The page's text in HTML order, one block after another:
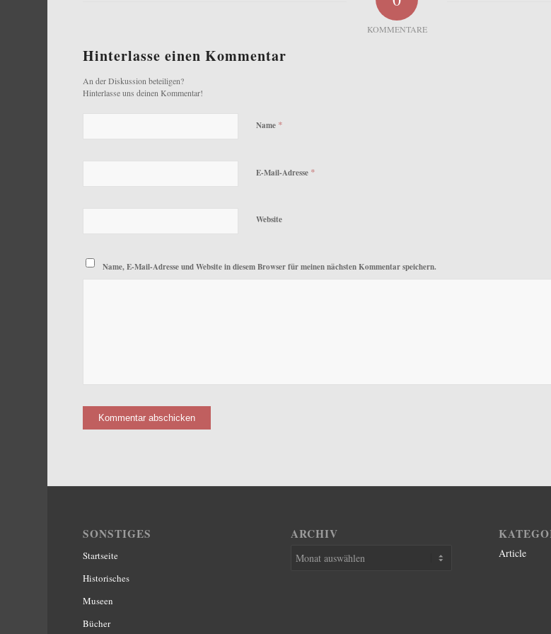
KOMMENTARE
Hinterlasse einen Kommentar
An der Diskussion beteiligen?
Hinterlasse uns deinen Kommentar!
Name *
E-Mail-Adresse *
Website
Name, E-Mail-Adresse und Website in diesem Browser für meinen nächsten Kommentar speichern.
SONSTIGES
Startseite
Historisches
Museen
Bücher
ARCHIV
Article